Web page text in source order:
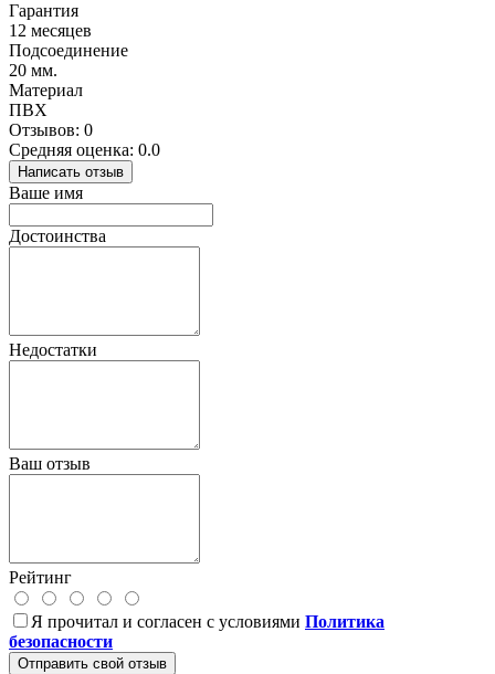
Гарантия
12 месяцев
Подсоединение
20 мм.
Материал
ПВХ
Отзывов: 0
Средняя оценка: 0.0
Написать отзыв
Ваше имя
Достоинства
Недостатки
Ваш отзыв
Рейтинг
Я прочитал и согласен с условиями Политика
безопасности
Отправить свой отзыв